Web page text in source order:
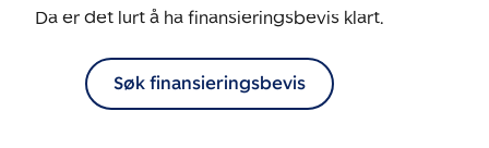
Da er det lurt å ha finansieringsbevis klart.
Søk finansieringsbevis